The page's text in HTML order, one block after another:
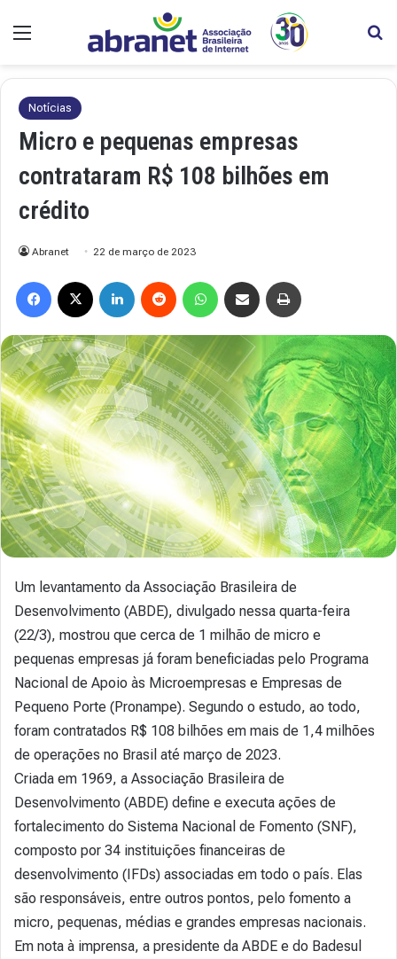
Notícias
Micro e pequenas empresas
contrataram R$ 108 bilhões em
crédito
Abranet 22 de março de 2023
Um levantamento da Associação Brasileira de
Desenvolvimento (ABDE), divulgado nessa quarta-feira
(22/3), mostrou que cerca de 1 milhão de micro e
pequenas empresas já foram beneficiadas pelo Programa
Nacional de Apoio às Microempresas e Empresas de
Pequeno Porte (Pronampe). Segundo o estudo, ao todo,
foram contratados R$ 108 bilhões em mais de 1,4 milhões
de operações no Brasil até março de 2023.
Criada em 1969, a Associação Brasileira de
Desenvolvimento (ABDE) define e executa ações de
fortalecimento do Sistema Nacional de Fomento (SNF),
composto por 34 instituições financeiras de
desenvolvimento (IFDs) associadas em todo o país. Elas
são responsáveis, entre outros pontos, pelo fomento a
micro, pequenas, médias e grandes empresas nacionais.
Em nota à imprensa, a presidente da ABDE e do Badesul